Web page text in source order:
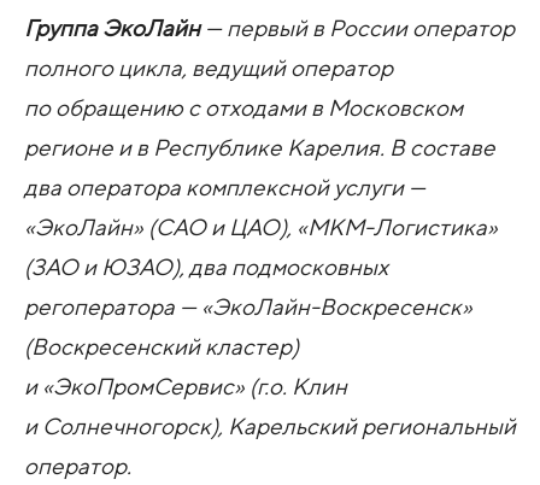
Группа ЭкоЛайн — первый в России оператор
полного цикла, ведущий оператор
по обращению с отходами в Московском
регионе и в Республике Карелия. В составе
два оператора комплексной услуги —
«ЭкоЛайн» (САО и ЦАО), «МКМ-Логистика»
(ЗАО и ЮЗАО), два подмосковных
регоператора — «ЭкоЛайн-Воскресенск»
(Воскресенский кластер)
и «ЭкоПромСервис» (г.о. Клин
и Солнечногорск), Карельский региональный
оператор.